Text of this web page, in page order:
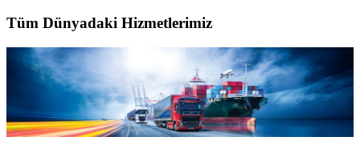
Tüm Dünyadaki Hizmetlerimiz